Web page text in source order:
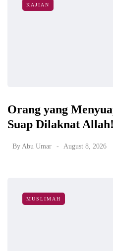
KAJIAN
Orang yang
Suap Dilaknat Allah!
By Abu Umar August 8, 2026
MUSLIMAH